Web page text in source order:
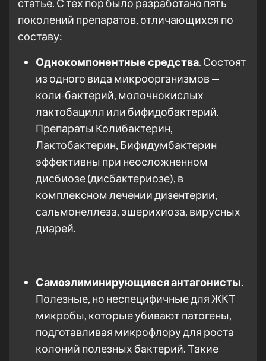
статье. С тех пор было разработано пять
поколений препаратов, отличающихся по
составу:
Однокомпонентные средства. Состоят
из одного вида микроорганизмов —
коли-бактерий, молочнокислых
лактобацилл или бифидобактерий.
Препараты Колибактерин,
Лактобактерин, Бифидумбактерин
эффективны при неосложненном
дисбиозе (дисбактериозе), в
комплексном лечении дизентерии,
сальмонеллеза, эшерихиоза, вирусных
диарей.
Самоэлиминирующиеся антагонисты.
Полезные, но неспецифичные для ЖКТ
микробы, которые убивают патогены,
подготавливая микрофлору для роста
колоний полезных бактерий. Такие